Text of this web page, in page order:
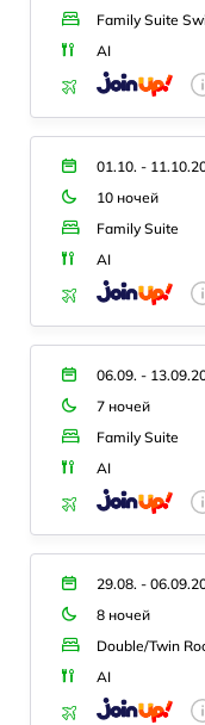
Family Suite
AI
01.10. -
10 ночей
Family Suite
AI
06.09. -
7 ночей
Family Suite
AI
29.08. -
8 ночей
Double/Twin
AI